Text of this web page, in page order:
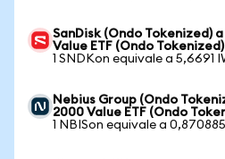
SanDisk (Ondo Tokenized)
Value ETF (Ondo Tokenized)
1 SNDKon equivale a 5,6691
Nebius Group (Ondo
2000 Value ETF (Ondo
1 NBISon equivale a